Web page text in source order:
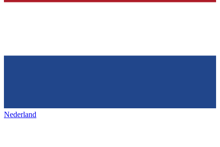
Nederland